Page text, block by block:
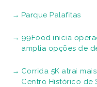
Parque Palafitas
99Food inicia
amplia opções de
Corrida 5K atrai
Centro Histórico de